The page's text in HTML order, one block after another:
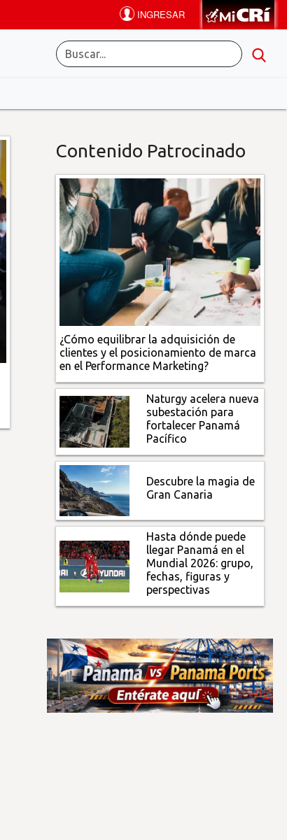
Contenido Patrocinado
¿Cómo equilibrar la adquisición de
clientes y el posicionamiento de marca
en el Performance Marketing?
Naturgy acelera nueva
subestación para
fortalecer Panamá
Pacífico
Descubre la magia de
Gran Canaria
Hasta dónde puede
llegar Panamá en el
Mundial 2026: grupo,
fechas, figuras y
perspectivas